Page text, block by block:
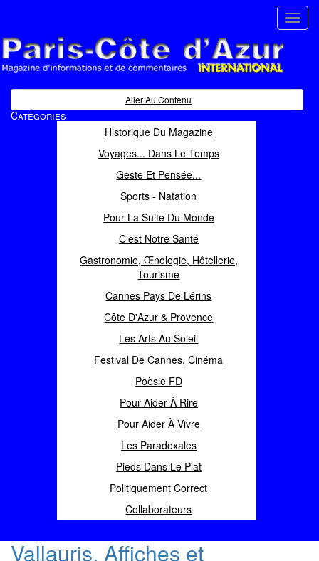
Magazine d'informations et de commentaires
Aller Au Contenu
Catégories
Historique Du Magazine
Voyages... Dans Le Temps
Geste Et Pensée...
Sports - Natation
Pour La Suite Du Monde
C'est Notre Santé
Gastronomie, Œnologie, Hôtellerie,
Tourisme
Cannes Pays De Lérins
Côte D'Azur & Provence
Les Arts Au Soleil
Festival De Cannes, Cinéma
Poèsie FD
Pour Aider À Rire
Pour Aider À Vivre
Les Paradoxales
Pieds Dans Le Plat
Politiquement Correct
Collaborateurs
Vallauris. Affiches et